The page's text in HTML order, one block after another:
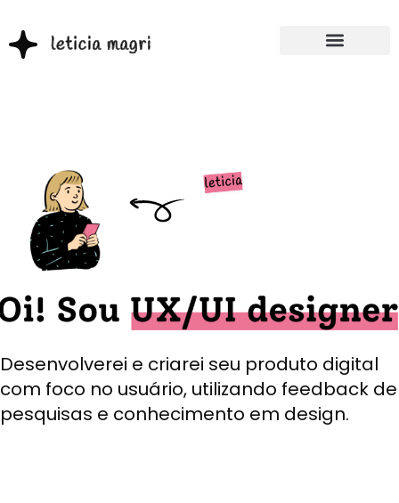
Desenvolverei e criarei seu produto digital
com foco no usuário, utilizando feedback de
pesquisas e conhecimento em design.